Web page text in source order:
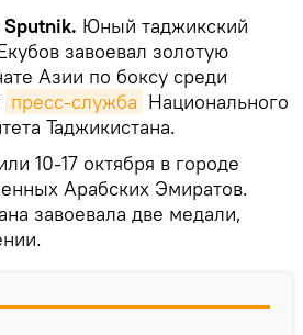
Юный таджикский
завоевал золотую
Азии по боксу среди
пресс-служба Национального
Таджикистана.
10-17 октября в городе
Арабских Эмиратов.
завоевала две медали,